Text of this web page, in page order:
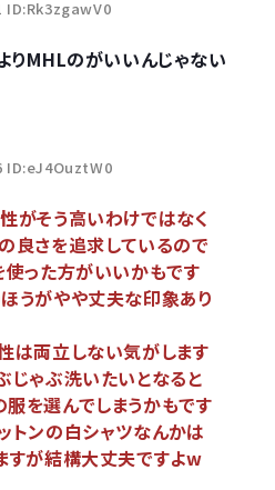
ID:Rk3zgawV0
りMHLのがいいんじゃない
ID:eJ4OuztW0
がそう高いわけではなく
良さを追求しているので
使った方がいいかもです
うがやや丈夫な印象あり
は両立しない気がします
じゃぶ洗いたいとなると
を選んでしまうかもです
トンの白シャツなんかは
すが結構大丈夫ですよw